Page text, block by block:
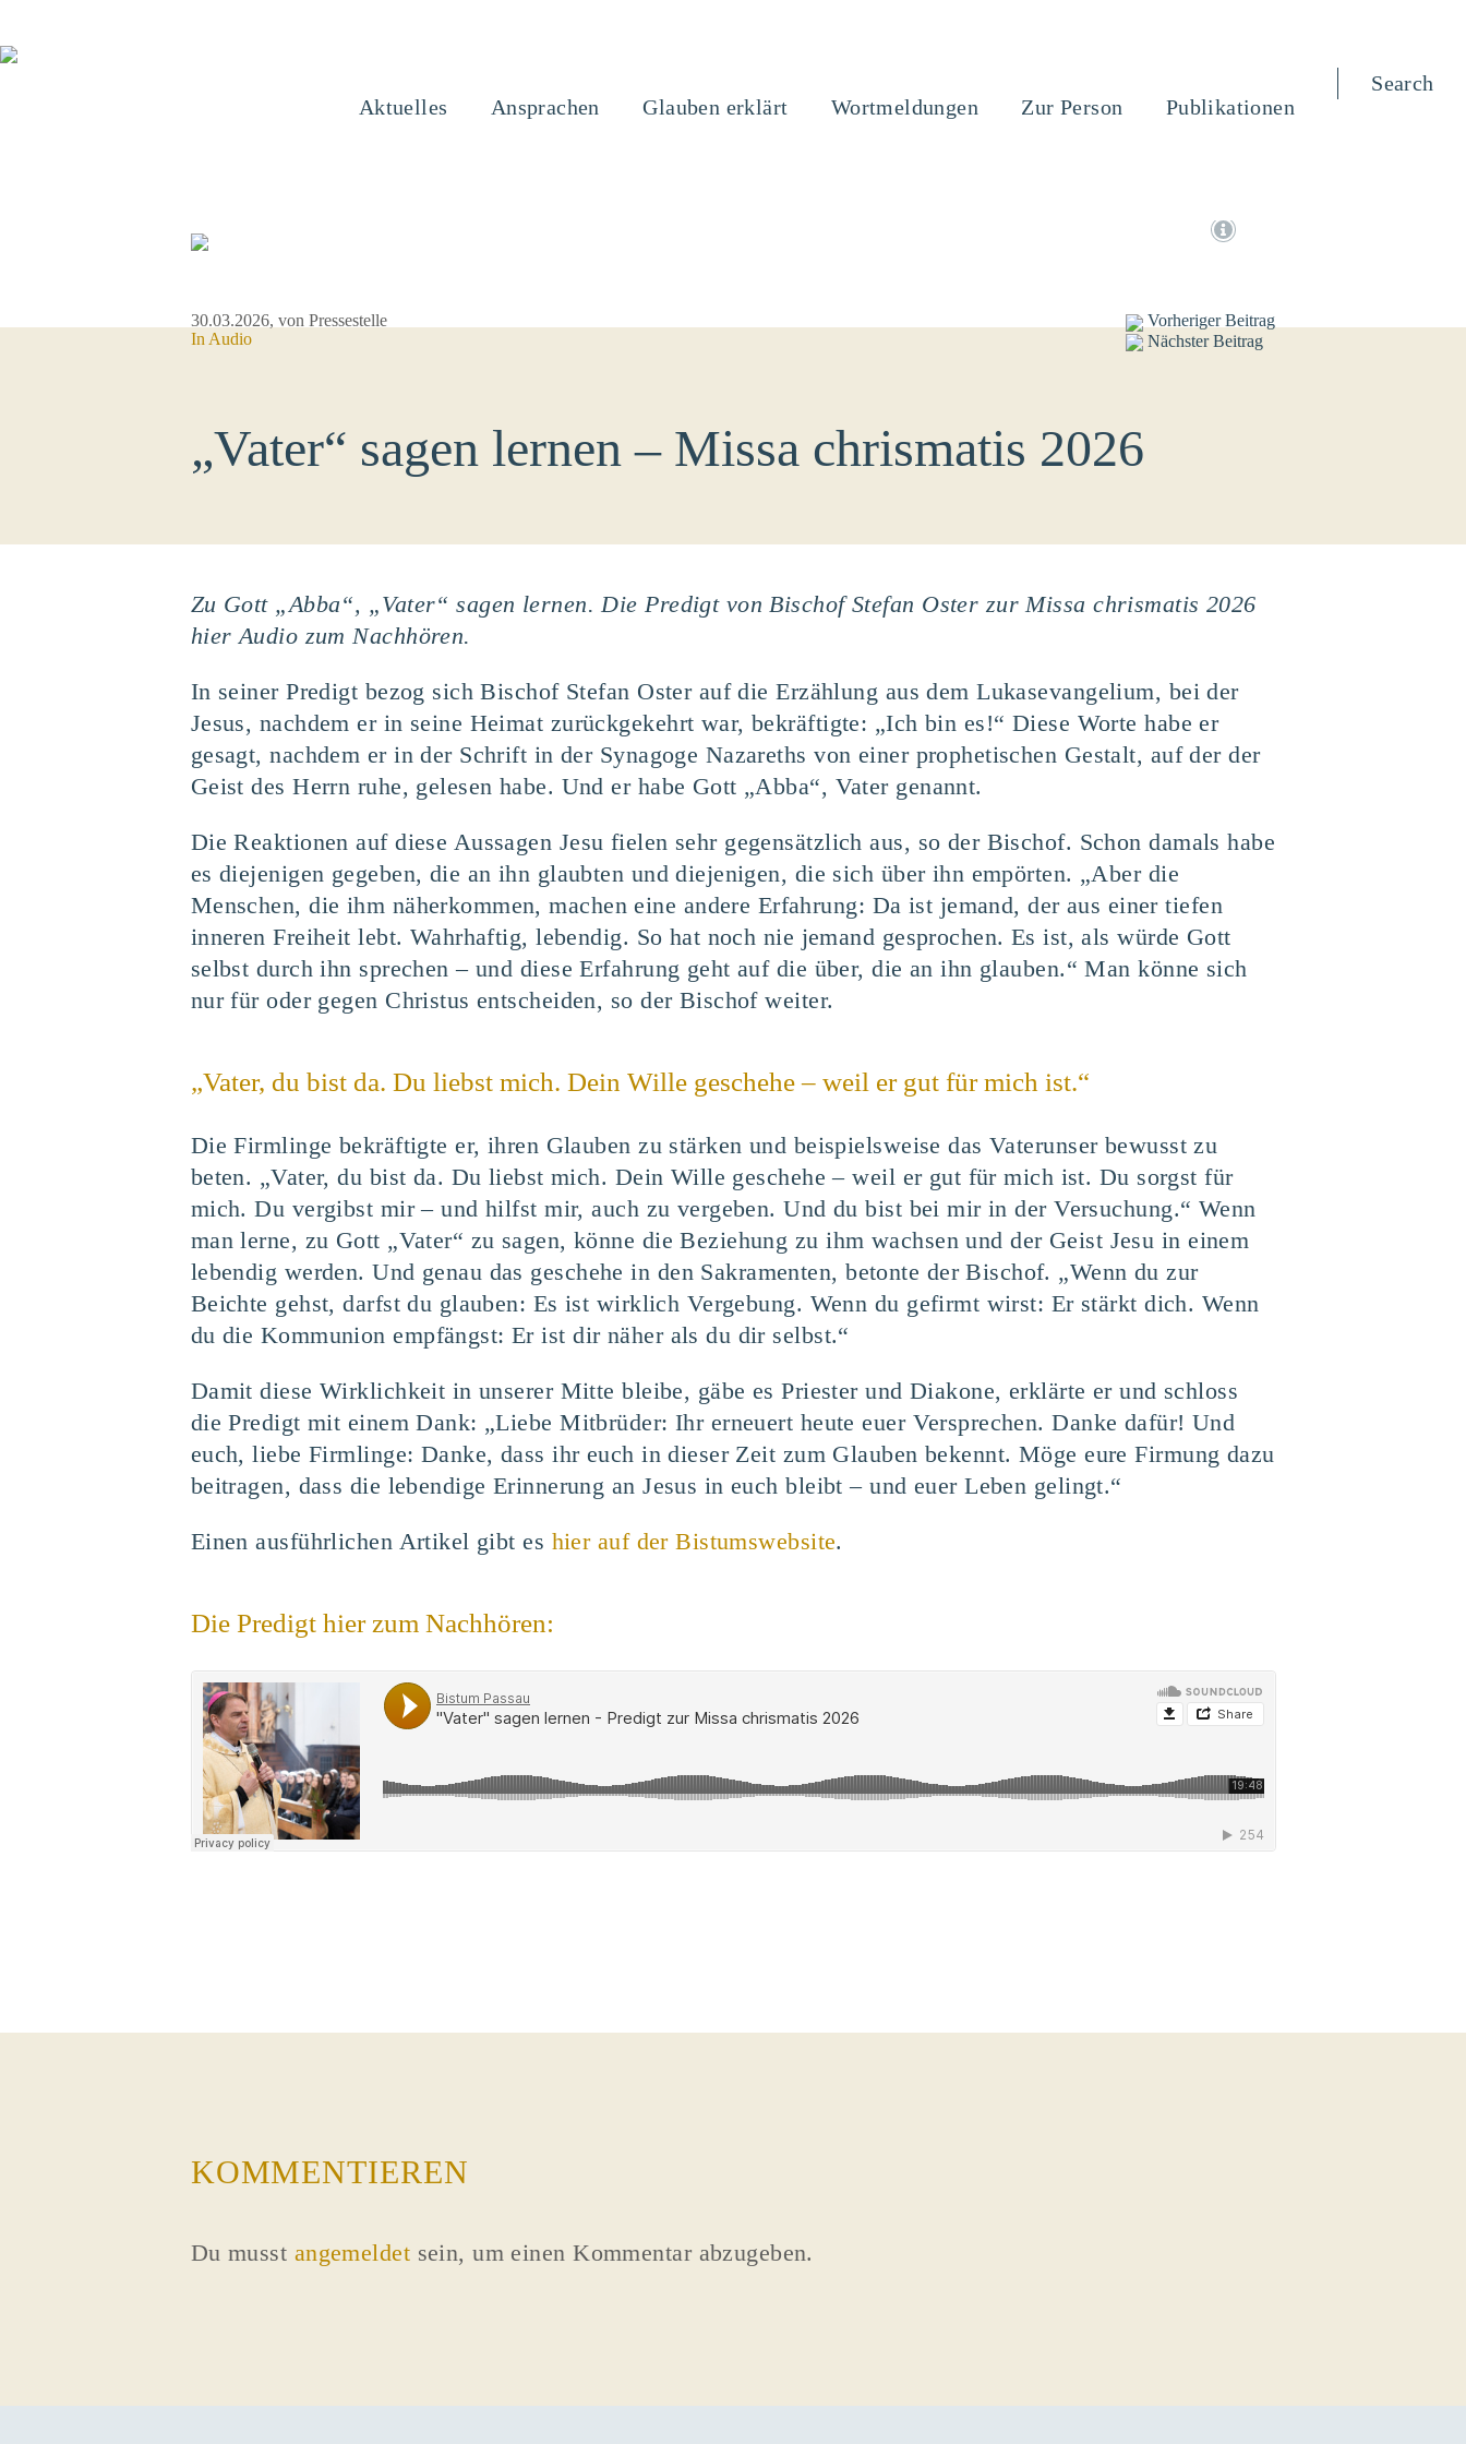
Aktuelles Ansprachen Glauben erklärt Wortmeldungen Zur Person Publikationen
Search
30.03.2026, von Pressestelle
In Audio
Vorheriger Beitrag
Nächster Beitrag
„Vater“ sagen lernen – Missa chrismatis 2026
Zu Gott „Abba“, „Vater“ sagen lernen. Die Predigt von Bischof Stefan Oster zur Missa chrismatis 2026
hier Audio zum Nachhören.
In seiner Predigt bezog sich Bischof Stefan Oster auf die Erzählung aus dem Lukasevangelium, bei der
Jesus, nachdem er in seine Heimat zurückgekehrt war, bekräftigte: „Ich bin es!“ Diese Worte habe er
gesagt, nachdem er in der Schrift in der Synagoge Nazareths von einer prophetischen Gestalt, auf der der
Geist des Herrn ruhe, gelesen habe. Und er habe Gott „Abba“, Vater genannt.
Die Reaktionen auf diese Aussagen Jesu fielen sehr gegensätzlich aus, so der Bischof. Schon damals habe
es diejenigen gegeben, die an ihn glaubten und diejenigen, die sich über ihn empörten. „Aber die
Menschen, die ihm näherkommen, machen eine andere Erfahrung: Da ist jemand, der aus einer tiefen
inneren Freiheit lebt. Wahrhaftig, lebendig. So hat noch nie jemand gesprochen. Es ist, als würde Gott
selbst durch ihn sprechen – und diese Erfahrung geht auf die über, die an ihn glauben.“ Man könne sich
nur für oder gegen Christus entscheiden, so der Bischof weiter.
„Vater, du bist da. Du liebst mich. Dein Wille geschehe – weil er gut für mich ist.“
Die Firmlinge bekräftigte er, ihren Glauben zu stärken und beispielsweise das Vaterunser bewusst zu
beten. „Vater, du bist da. Du liebst mich. Dein Wille geschehe – weil er gut für mich ist. Du sorgst für
mich. Du vergibst mir – und hilfst mir, auch zu vergeben. Und du bist bei mir in der Versuchung.“ Wenn
man lerne, zu Gott „Vater“ zu sagen, könne die Beziehung zu ihm wachsen und der Geist Jesu in einem
lebendig werden. Und genau das geschehe in den Sakramenten, betonte der Bischof. „Wenn du zur
Beichte gehst, darfst du glauben: Es ist wirklich Vergebung. Wenn du gefirmt wirst: Er stärkt dich. Wenn
du die Kommunion empfängst: Er ist dir näher als du dir selbst.“
Damit diese Wirklichkeit in unserer Mitte bleibe, gäbe es Priester und Diakone, erklärte er und schloss
die Predigt mit einem Dank: „Liebe Mitbrüder: Ihr erneuert heute euer Versprechen. Danke dafür! Und
euch, liebe Firmlinge: Danke, dass ihr euch in dieser Zeit zum Glauben bekennt. Möge eure Firmung dazu
beitragen, dass die lebendige Erinnerung an Jesus in euch bleibt – und euer Leben gelingt.“
Einen ausführlichen Artikel gibt es hier auf der Bistumswebsite.
Die Predigt hier zum Nachhören:
KOMMENTIEREN
Du musst angemeldet sein, um einen Kommentar abzugeben.